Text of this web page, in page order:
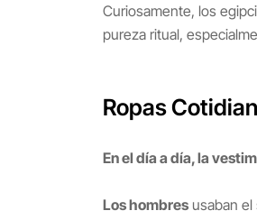
Curiosamente, los
pureza ritual,
Ropas
En el día a día, la
Los hombres usaban